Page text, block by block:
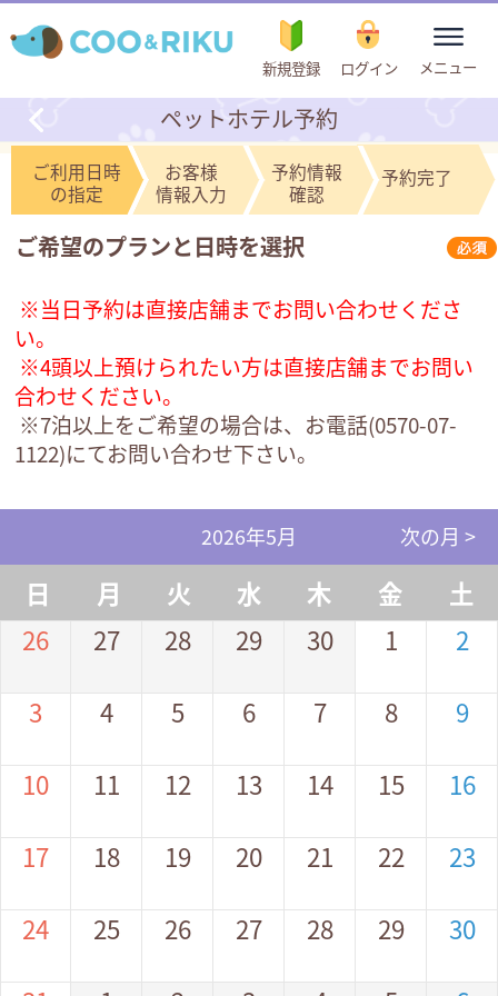
新規登録 ログイン
toggle
メニュー
ペットホテル予約
ご利用日時
の指定
お客様
情報入力
予約情報
確認
予約完了
ご希望のプランと日時を選択
※当日予約は直接店舗までお問い合わせくださ
い。
※4頭以上預けられたい方は直接店舗までお問い
合わせください。
※7泊以上をご希望の場合は、お電話(0570-07-
1122)にてお問い合わせ下さい。
2026年5月 次の月 >
日 月 火 水 木 金
土
26
27 28 29 30 1 2
3 4 5 6 7 8 9
10 11 12 13 14 15 16
17 18 19 20 21 22 23
24 25 26 27 28 29 30